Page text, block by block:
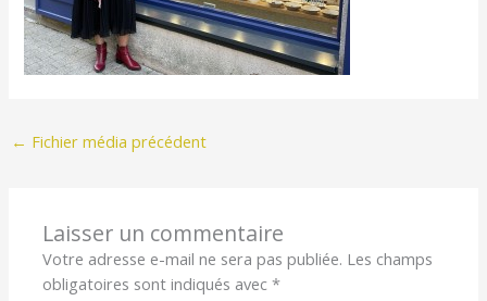
← Fichier média précédent
Laisser un commentaire
Votre adresse e-mail ne sera pas publiée. Les champs
obligatoires sont indiqués avec*